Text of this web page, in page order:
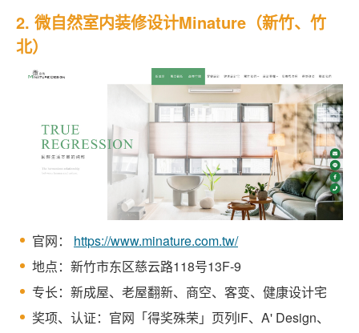
2. 微自然室内装修设计Minature（新竹、竹
北）
官网： https://www.minature.com.tw/
地点：新竹市东区慈云路118号13F-9
专长：新成屋、老屋翻新、商空、客变、健康设计宅
奖项、认证：官网「得奖殊荣」页列iF、A' Design、